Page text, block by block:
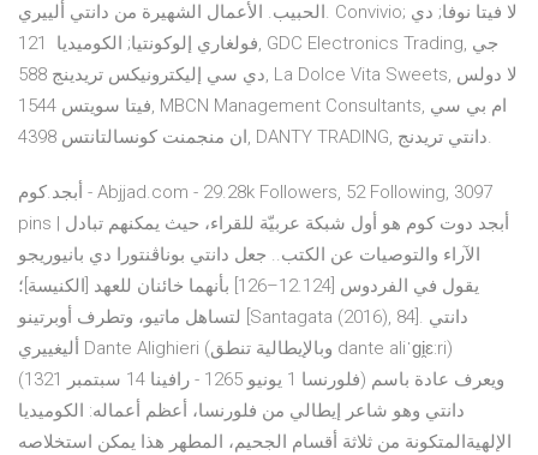
الحبيب. الأعمال الشهيرة من دانتي ألييري. Convivio; لا فيتا نوفا; دي
فولغاري إلوكونتيا; الكوميديا 121, GDC Electronics Trading, جي
دي سي إليكترونيكس تريدينج 588, La Dolce Vita Sweets, لا دولس
فيتا سويتس 1544, MBCN Management Consultants, ام بي سي
ان منجمنت كونسالتانتس 4398, DANTY TRADING, دانتي تريدنج.
أبجد.كوم - Abjjad.com - 29.28k Followers, 52 Following, 3097
pins | أبجد دوت كوم هو أول شبكة عربيّة للقراء، حيث يمكنهم تبادل
الآراء والتوصيات عن الكتب.. جعل دانتي بوناڤنتورا دي بانيوريجو
يقول في الفردوس [12.124–126] بأنهما خائنان للعهد [الكنيسة]؛
لتساهل ماتيو، وتطرف أوبرتينو [Santagata (2016), 84]. دانتي
أليغييري Dante Alighieri (وبالإيطالية تنطق dante aliˈɡi̯ɛ:ri)
(فلورنسا 1 يونيو 1265 - رافينا 14 سبتمبر 1321) ويعرف عادة باسم
دانتي وهو شاعر إيطالي من فلورنسا، أعظم أعماله: الكوميديا
الإلهيةالمتكونة من ثلاثة أقسام الجحيم، المطهر هذا يمكن استخلاصه